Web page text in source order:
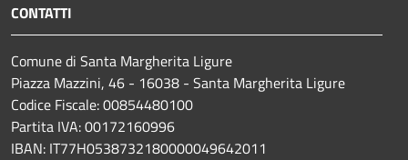
CONTATTI
Comune di Santa Margherita Ligure
Piazza Mazzini, 46 - 16038 - Santa Margherita Ligure
Codice Fiscale: 00854480100
Partita IVA: 00172160996
IBAN: IT77H0538732180000049642011